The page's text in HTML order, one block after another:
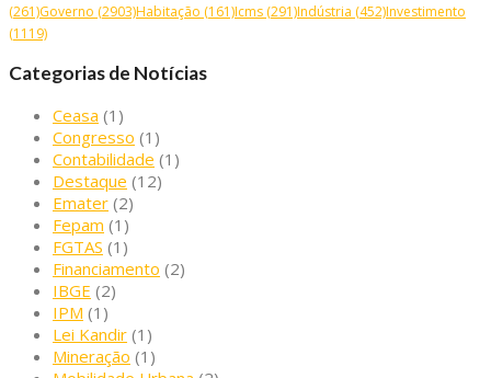
(261)Governo (2903)Habitação (161)Icms (291)Indústria (452)Investimento
(1119)
Categorias de Notícias
Ceasa (1)
Congresso (1)
Contabilidade (1)
Destaque (12)
Emater (2)
Fepam (1)
FGTAS (1)
Financiamento (2)
IBGE (2)
IPM (1)
Lei Kandir (1)
Mineração (1)